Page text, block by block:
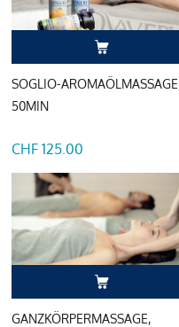
SOGLIO-
50MIN
CHF 125.00
GANZKÖRPERMASSAGE,